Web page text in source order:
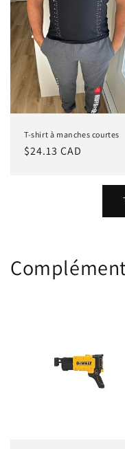
T-shirt à manches courtes
Prix
$24.13 CAD